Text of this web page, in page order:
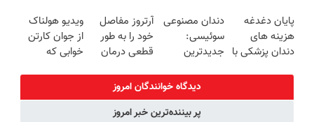
برگردون
(40%off)
ساخت!!!
◗پرسش‌نامه◖
پایان دغدغه
هزینه های
دندان پزشکی با
دندان مصنوعی
سوئیسی:
جدیدترین
سبک و مقاوم |
پرداخت قسطی
آرتروز مفاصل
خود را به طور
قطعی درمان
◗پرسش‌نامه◖
ویدیو هولناک
از جوان کارتن
خوابی که
دیدگاه خوانندگان امروز
پر بیننده‌ترین خبر امروز